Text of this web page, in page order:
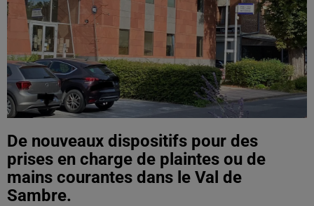
De nouveaux dispositifs pour des
prises en charge de plaintes ou de
mains courantes dans le Val de
Sambre.